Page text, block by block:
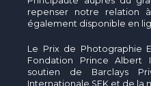
repenser notre relation
également disponible en
Le Prix de Photographie
Fondation Prince
soutien de Barclays
Internationale SEK et de la